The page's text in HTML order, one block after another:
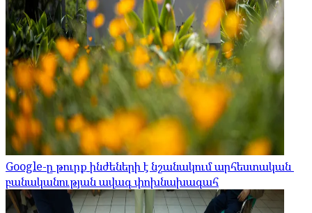
Google-ը թուրք ինժեների է նշանակում արհեստական ​​
բանականության ավագ փոխնախագահ